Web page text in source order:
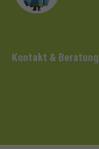
Kontakt & Beratung